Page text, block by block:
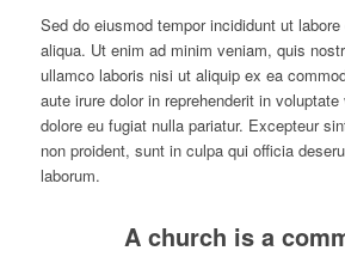
Sed do eiusmod tempor incididunt ut
aliqua. Ut enim ad minim veniam, quis
ullamco laboris nisi ut aliquip ex ea
aute irure dolor in reprehenderit in
dolore eu fugiat nulla pariatur. Excepteur
non proident, sunt in culpa qui officia
laborum.
A church is a